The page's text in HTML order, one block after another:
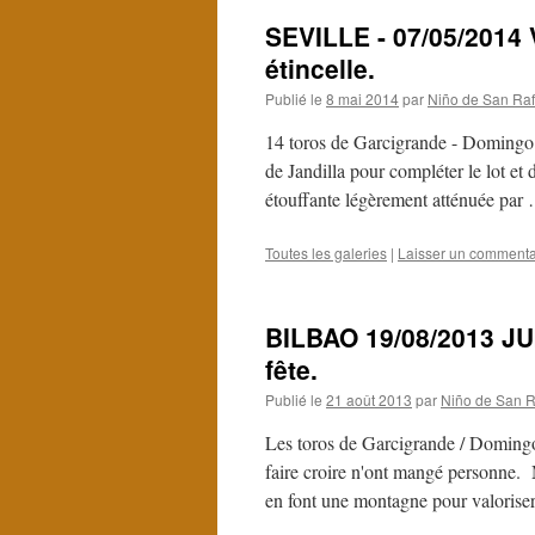
SEVILLE - 07/05/
étincelle.
Publié le 8 mai 2014par Niño de San
14 toros de Garcigrande -
de Jandilla pour compléter le lot et
étouffante légèrement atténuée par
Toutes les galeries | Laisser un
BILBAO 19/08/2013
fête.
Publié le 21 août 2013 par Niño de San
Les toros de Garcigrande /
faire croire n'ont mangé personne.
en font une montagne pour